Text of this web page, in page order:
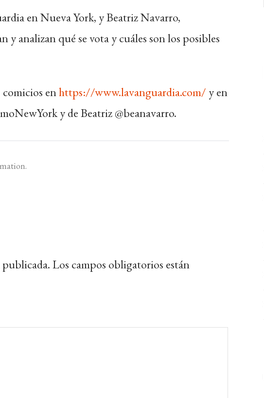
en Nueva York, y Beatriz Navarro,
analizan qué se vota y cuáles son los posibles
enhttps://www.lavanguardia.com/ y en
y de Beatriz @beanavarro.
Los campos obligatorios están